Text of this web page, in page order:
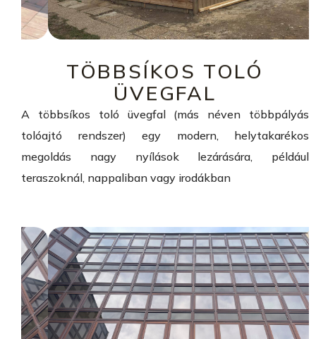
TÖBBSÍKOS TOLÓ
ÜVEGFAL
A többsíkos toló üvegfal (más néven többpályás
tolóajtó rendszer) egy modern, helytakarékos
megoldás nagy nyílások lezárására, például
teraszoknál, nappaliban vagy irodákban